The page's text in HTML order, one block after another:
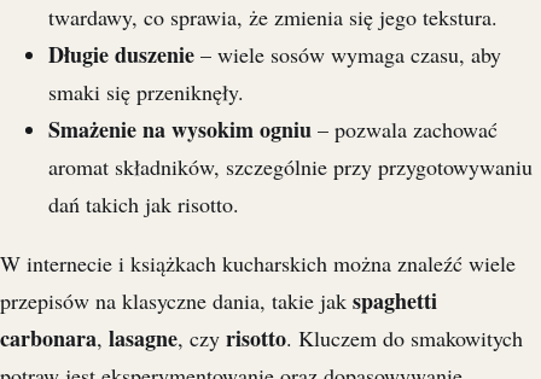
twardawy, co sprawia, że zmienia się jego tekstura.
Długie duszenie – wiele sosów wymaga czasu, aby
smaki się przeniknęły.
Smażenie na wysokim ogniu – pozwala zachować
aromat składników, szczególnie przy przygotowywaniu
dań takich jak risotto.
W internecie i książkach kucharskich można znaleźć wiele
przepisów na klasyczne dania, takie jak spaghetti
carbonara, lasagne, czy risotto. Kluczem do smakowitych